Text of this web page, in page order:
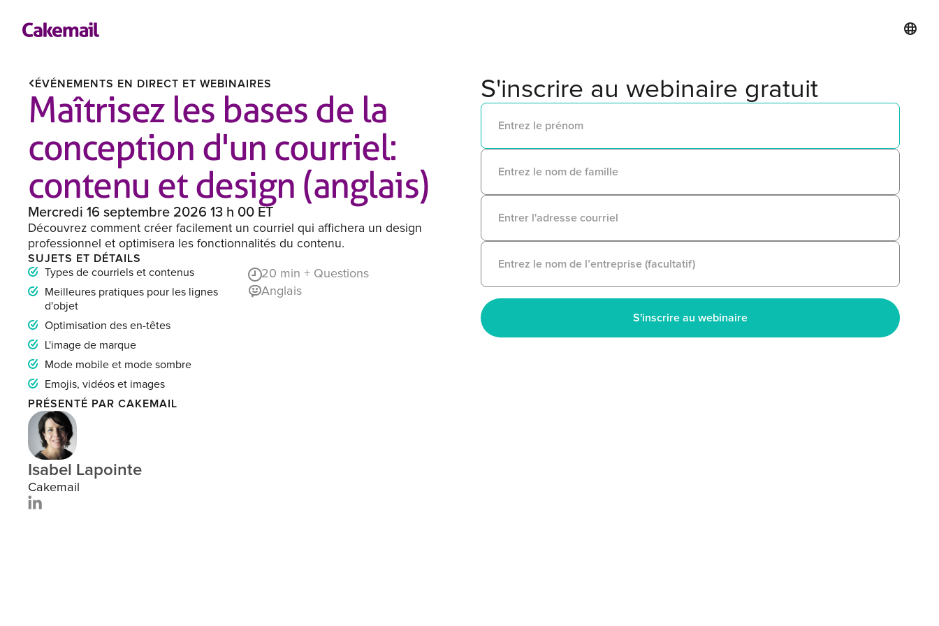
ÉVÉNEMENTS EN DIRECT ET WEBINAIRES
Maîtrisez les bases de la
conception d'un courriel:
contenu et design (anglais)
Mercredi 16 septembre 2026 13 h 00 ET
Découvrez comment créer facilement un courriel qui affichera un design
professionnel et optimisera les fonctionnalités du contenu.
SUJETS ET DÉTAILS
Types de courriels et contenus
Meilleures pratiques pour les lignes
d'objet
Optimisation des en-têtes
L'image de marque
Mode mobile et mode sombre
Emojis, vidéos et images
20 min + Questions
Anglais
PRÉSENTÉ PAR CAKEMAIL
Isabel Lapointe
Cakemail
S'inscrire au webinaire gratuit